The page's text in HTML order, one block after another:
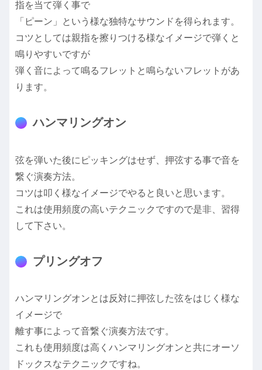
指を当て弾く事で
「ピーン」という様な独特なサウンドを得られます。
コツとしては親指を擦りつける様なイメージで弾くと
鳴りやすいですが
弾く音によって鳴るフレットと鳴らないフレットがあ
ります。
ハンマリングオン
弦を弾いた後にピッキングはせず、押弦する事で音を
繋ぐ演奏方法。
コツは叩く様なイメージでやると良いと思います。
これは使用頻度の高いテクニックですので是非、習得
して下さい。
プリングオフ
ハンマリングオンとは反対に押弦した弦をはじく様な
イメージで
離す事によって音繋ぐ演奏方法です。
これも使用頻度は高くハンマリングオンと共にオーソ
ドックスなテクニックですね。